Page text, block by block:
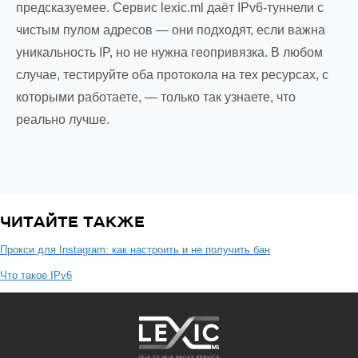
предсказуемее. Сервис lexic.ml даёт IPv6-туннели с
чистым пулом адресов — они подходят, если важна
уникальность IP, но не нужна геопривязка. В любом
случае, тестируйте оба протокола на тех ресурсах, с
которыми работаете, — только так узнаете, что
реально лучше.
ЧИТАЙТЕ ТАКЖЕ
Прокси для Instagram: как настроить и не получить бан
Что такое IPv6